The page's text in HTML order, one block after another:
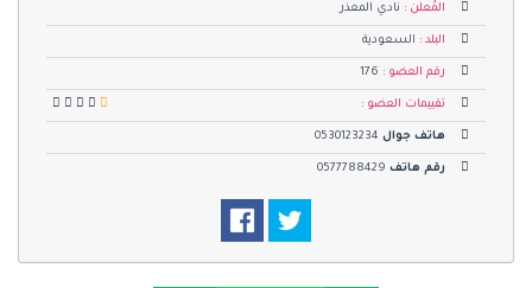
المُعلن : نادي المعذر
البلد : السعودية
رقم العضو : 176
تقييمات العضو :
هاتف جوال 0530123234
رقم هاتف 0577788429